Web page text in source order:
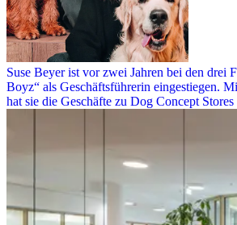
Suse Beyer ist vor zwei Jahren bei den drei
Boyz“ als Geschäftsführerin eingestiegen.
hat sie die Geschäfte zu Dog Concept